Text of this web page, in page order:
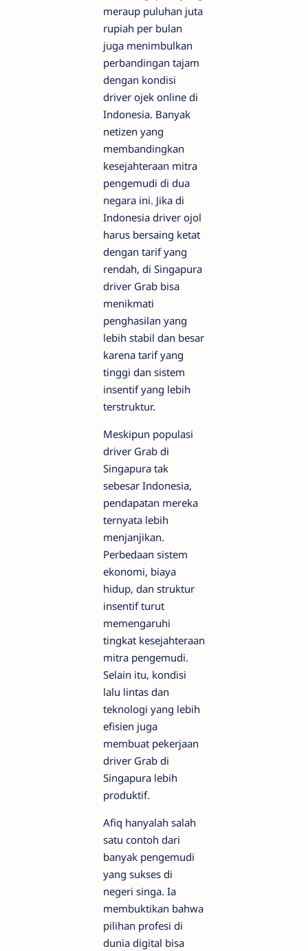
meraup puluhan juta
rupiah per bulan
juga menimbulkan
perbandingan tajam
dengan kondisi
driver ojek online di
Indonesia. Banyak
netizen yang
membandingkan
kesejahteraan mitra
pengemudi di dua
negara ini. Jika di
Indonesia driver ojol
harus bersaing ketat
dengan tarif yang
rendah, di Singapura
driver Grab bisa
menikmati
penghasilan yang
lebih stabil dan besar
karena tarif yang
tinggi dan sistem
insentif yang lebih
terstruktur.
Meskipun populasi
driver Grab di
Singapura tak
sebesar Indonesia,
pendapatan mereka
ternyata lebih
menjanjikan.
Perbedaan sistem
ekonomi, biaya
hidup, dan struktur
insentif turut
memengaruhi
tingkat kesejahteraan
mitra pengemudi.
Selain itu, kondisi
lalu lintas dan
teknologi yang lebih
efisien juga
membuat pekerjaan
driver Grab di
Singapura lebih
produktif.
Afiq hanyalah salah
satu contoh dari
banyak pengemudi
yang sukses di
negeri singa. Ia
membuktikan bahwa
pilihan profesi di
dunia digital bisa